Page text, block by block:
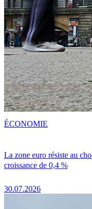
La zone euro résiste au
croissance de 0,4 %
30.07.2026
ÉCONOMIE